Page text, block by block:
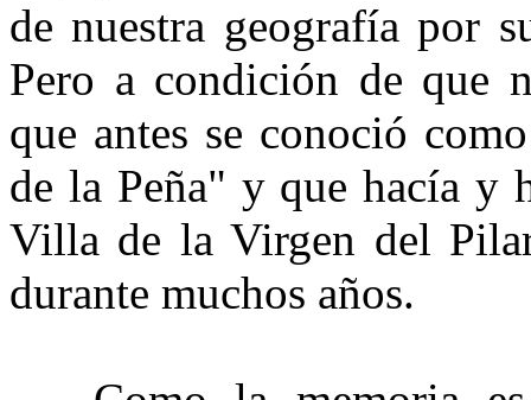
de nuestra geografía por
Pero a condición de que
que antes se conoció
de la Peña" y que hacía y
Villa de la Virgen del
durante muchos años.